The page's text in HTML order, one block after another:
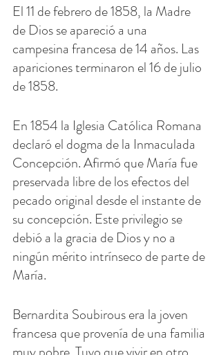
El 11 de febrero de 1858, la Madre
de Dios se apareció a una
campesina francesa de 14 años. Las
apariciones terminaron el 16 de julio
de 1858.
En 1854 la Iglesia Católica Romana
declaró el dogma de la Inmaculada
Concepción. Afirmó que María fue
preservada libre de los efectos del
pecado original desde el instante de
su concepción. Este privilegio se
debió a la gracia de Dios y no a
ningún mérito intrínseco de parte de
María.
Bernardita Soubirous era la joven
francesa que provenía de una familia